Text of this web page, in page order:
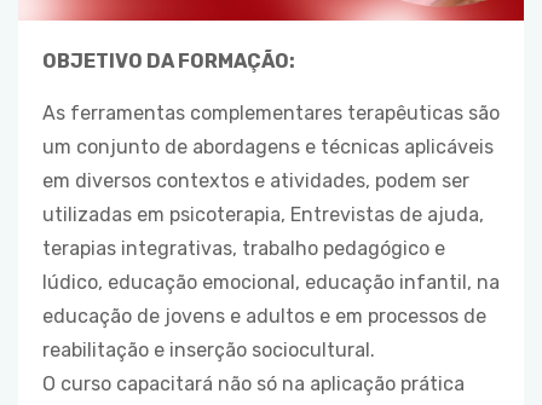
OBJETIVO DA FORMAÇÃO:
As ferramentas complementares terapêuticas são
um conjunto de abordagens e técnicas aplicáveis
em diversos contextos e atividades, podem ser
utilizadas em psicoterapia, Entrevistas de ajuda,
terapias integrativas, trabalho pedagógico e
lúdico, educação emocional, educação infantil, na
educação de jovens e adultos e em processos de
reabilitação e inserção sociocultural.
O curso capacitará não só na aplicação prática